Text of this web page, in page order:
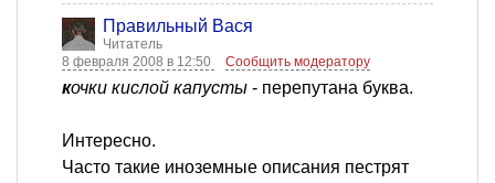
Правильный Вася
Читатель
8 февраля 2008 в 12:50
Сообщить модератору
кочки кислой капусты - перепутана буква.
Интересно.
Часто такие иноземные описания пестрят